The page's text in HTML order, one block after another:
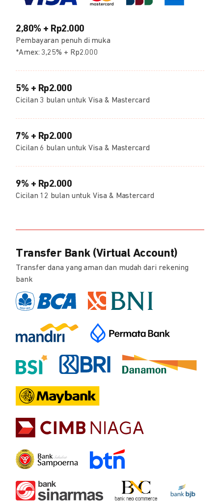
2,80% + Rp2.000
Pembayaran penuh di muka
*Amex: 3,25% + Rp2.000
5% + Rp2.000
Cicilan 3 bulan untuk Visa & Mastercard
7% + Rp2.000
Cicilan 6 bulan untuk Visa & Mastercard
9% + Rp2.000
Cicilan 12 bulan untuk Visa & Mastercard
Transfer Bank (Virtual Account)
Transfer dana yang aman dan mudah dari rekening
bank